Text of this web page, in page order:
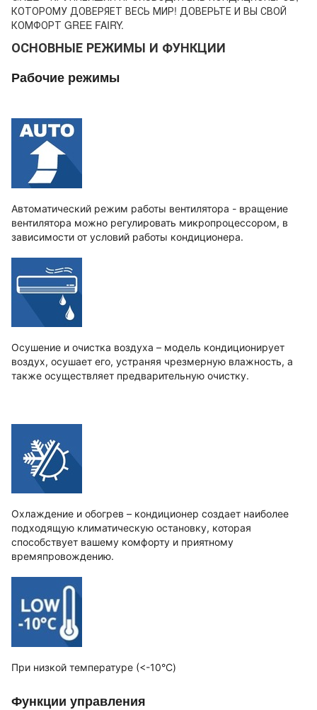
КОТОРОМУ ДОВЕРЯЕТ ВЕСЬ МИР! ДОВЕРЬТЕ И ВЫ СВОЙ
КОМФОРТ GREE FAIRY.
ОСНОВНЫЕ РЕЖИМЫ И ФУНКЦИИ
Рабочие режимы
Автоматический режим работы вентилятора - вращение
вентилятора можно регулировать микропроцессором, в
зависимости от условий работы кондиционера.
Осушение и очистка воздуха – модель кондиционирует
воздух, осушает его, устраняя чрезмерную влажность, а
также осуществляет предварительную очистку.
Охлаждение и обогрев – кондиционер создает наиболее
подходящую климатическую остановку, которая
способствует вашему комфорту и приятному
времяпровождению.
При низкой температуре (<-10°C)
Функции управления